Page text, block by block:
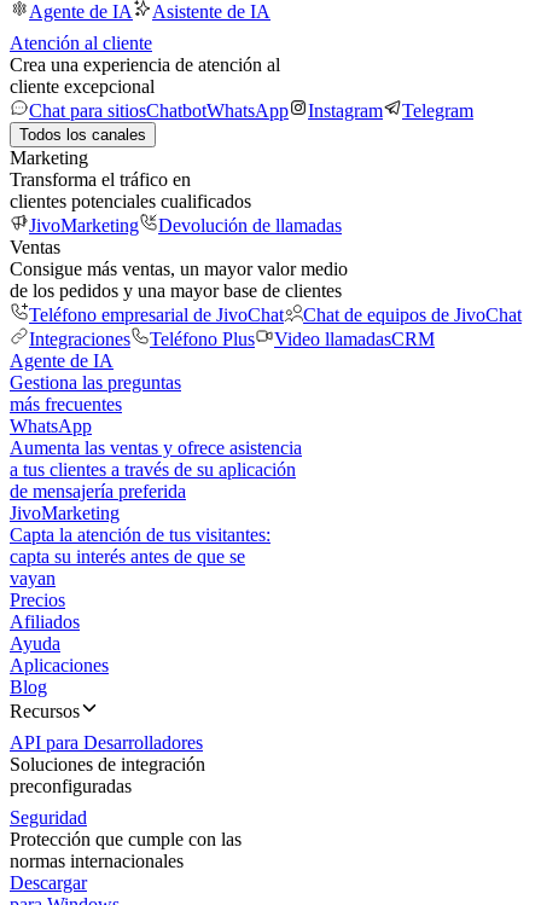
Agente de IA
Asistente de IA
Atención al cliente
Crea una experiencia de atención al
cliente excepcional
Chat para sitiosChatbotWhatsApp Instagram Telegram
Todos los canales
Marketing
Transforma el tráfico en
clientes potenciales cualificados
JivoMarketing
Devolución de llamadas
Ventas
Consigue más ventas, un mayor valor medio
de los pedidos y una mayor base de clientes
Teléfono empresarial de JivoChat
Chat de equipos de JivoChat
Integraciones
Teléfono Plus Video llamadasCRM
Agente de IA
Gestiona las preguntas
más frecuentes
WhatsApp
Aumenta las ventas y ofrece asistencia
a tus clientes a través de su aplicación
de mensajería preferida
JivoMarketing
Capta la atención de tus visitantes:
capta su interés antes de que se
vayan
Precios
Afiliados
Ayuda
Aplicaciones
Blog
Recursos
API para Desarrolladores
Soluciones de integración
preconfiguradas
Seguridad
Protección que cumple con las
normas internacionales
Descargar